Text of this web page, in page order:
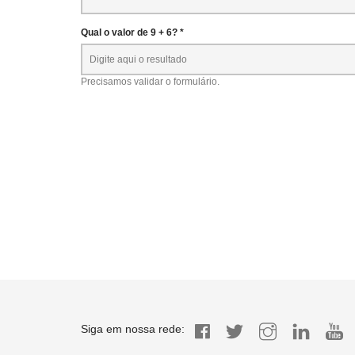
Qual o valor de 9 + 6? *
Precisamos validar o formulário.
Siga em nossa rede: